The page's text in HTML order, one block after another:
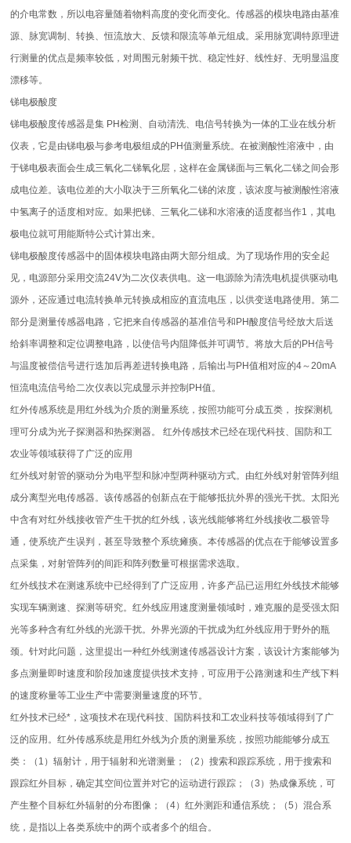
的介电常数，所以电容量随着物料高度的变化而变化。传感器的模块电路由基准
源、脉宽调制、转换、恒流放大、反馈和限流等单元组成。采用脉宽调特原理进
行测量的优点是频率较低，对周围元射频干扰、稳定性好、线性好、无明显温度
漂移等。
锑电极酸度
锑电极酸度传感器是集 PH检测、自动清洗、电信号转换为一体的工业在线分析
仪表，它是由锑电极与参考电极组成的PH值测量系统。在被测酸性溶液中，由
于锑电极表面会生成三氧化二锑氧化层，这样在金属锑面与三氧化二锑之间会形
成电位差。该电位差的大小取决于三所氧化二锑的浓度，该浓度与被测酸性溶液
中氢离子的适度相对应。如果把锑、三氧化二锑和水溶液的适度都当作1，其电
极电位就可用能斯特公式计算出来。
锑电极酸度传感器中的固体模块电路由两大部分组成。为了现场作用的安全起
见，电源部分采用交流24V为二次仪表供电。这一电源除为清洗电机提供驱动电
源外，还应通过电流转换单元转换成相应的直流电压，以供变送电路使用。第二
部分是测量传感器电路，它把来自传感器的基准信号和PH酸度信号经放大后送
给斜率调整和定位调整电路，以使信号内阻降低并可调节。将放大后的PH信号
与温度被偿信号进行迭加后再差进转换电路，后输出与PH值相对应的4～20mA
恒流电流信号给二次仪表以完成显示并控制PH值。
红外传感系统是用红外线为介质的测量系统，按照功能可分成五类， 按探测机
理可分成为光子探测器和热探测器。 红外传感技术已经在现代科技、国防和工
农业等领域获得了广泛的应用
红外线对射管的驱动分为电平型和脉冲型两种驱动方式。由红外线对射管阵列组
成分离型光电传感器。该传感器的创新点在于能够抵抗外界的强光干扰。太阳光
中含有对红外线接收管产生干扰的红外线，该光线能够将红外线接收二极管导
通，使系统产生误判，甚至导致整个系统瘫痪。本传感器的优点在于能够设置多
点采集，对射管阵列的间距和阵列数量可根据需求选取。
红外线技术在测速系统中已经得到了广泛应用，许多产品已运用红外线技术能够
实现车辆测速、探测等研究。红外线应用速度测量领域时，难克服的是受强太阳
光等多种含有红外线的光源干扰。外界光源的干扰成为红外线应用于野外的瓶
颈。针对此问题，这里提出一种红外线测速传感器设计方案，该设计方案能够为
多点测量即时速度和阶段加速度提供技术支持，可应用于公路测速和生产线下料
的速度称量等工业生产中需要测量速度的环节。
红外技术已经*，这项技术在现代科技、国防科技和工农业科技等领域得到了广
泛的应用。红外传感系统是用红外线为介质的测量系统，按照功能能够分成五
类：（1）辐射计，用于辐射和光谱测量；（2）搜索和跟踪系统，用于搜索和
跟踪红外目标，确定其空间位置并对它的运动进行跟踪；（3）热成像系统，可
产生整个目标红外辐射的分布图像；（4）红外测距和通信系统；（5）混合系
统，是指以上各类系统中的两个或者多个的组合。